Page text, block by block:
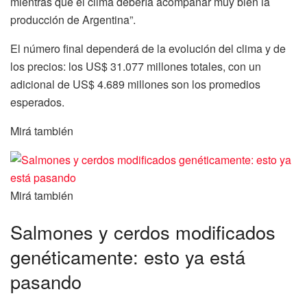
producción de Argentina”.
El número final dependerá de la evolución del clima y de
los precios: los US$ 31.077 millones totales, con un
adicional de US$ 4.689 millones son los promedios
esperados.
Mirá también
Mirá también
Salmones y cerdos modificados
genéticamente: esto ya está
pasando